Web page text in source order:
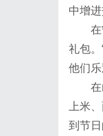
中增
在宁
礼包
他们乐
在山
上米
到节日